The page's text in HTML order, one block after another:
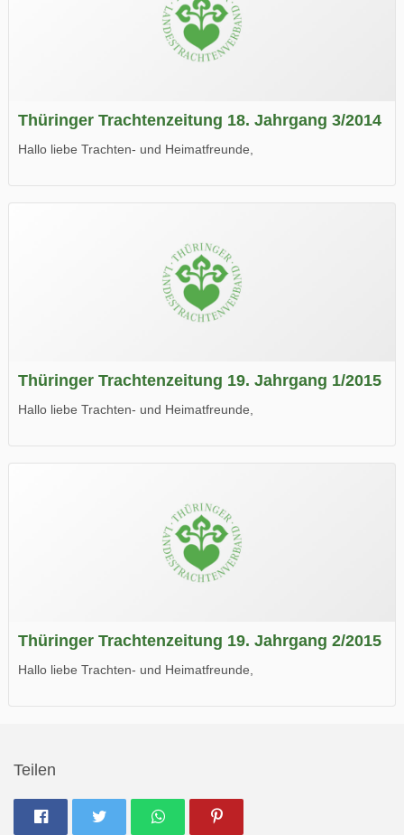
Thüringer Trachtenzeitung 18. Jahrgang 3/2014
Hallo liebe Trachten- und Heimatfreunde,
Wir wünschen Euch viel Spaß beim Lesen.
Thüringer Trachtenzeitung 19. Jahrgang 1/2015
Hallo liebe Trachten- und Heimatfreunde,
Wir wünschen Euch viel Spaß beim Lesen.
Thüringer Trachtenzeitung 19. Jahrgang 2/2015
Hallo liebe Trachten- und Heimatfreunde,
Teilen